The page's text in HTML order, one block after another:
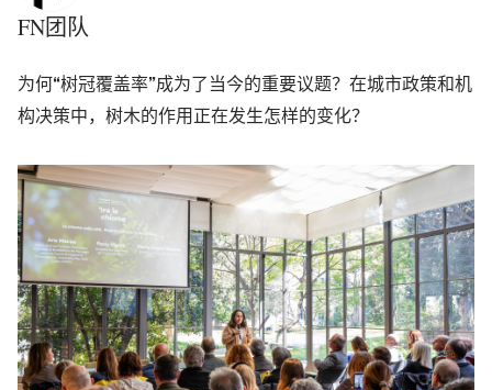
FN团队
为何“树冠覆盖率”成为了当今的重要议题？在城市政策和机
构决策中，树木的作用正在发生怎样的变化？